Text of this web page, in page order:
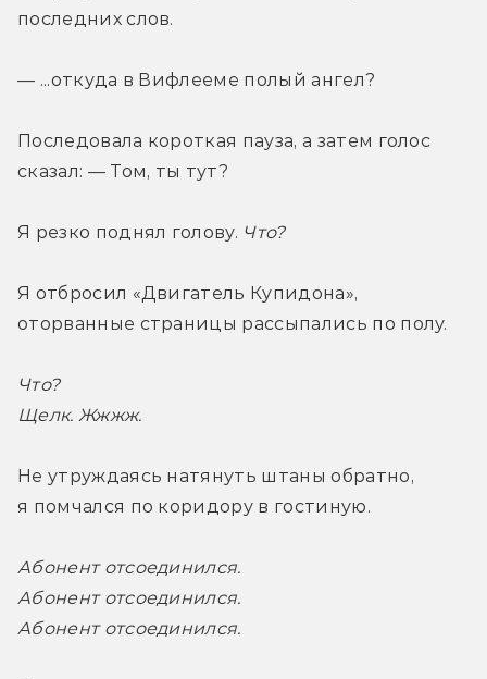
последних слов.
— ...откуда в Вифлееме полый ангел?
Последовала короткая пауза, а затем голос
сказал: — Том, ты тут?
Я резко поднял голову. Что?
Я отбросил «Двигатель Купидона»,
оторванные страницы рассыпались по полу.
Что?
Щелк. Жжжж.
Не утруждаясь натянуть штаны обратно,
я помчался по коридору в гостиную.
Абонент отсоединился.
Абонент отсоединился.
Абонент отсоединился.